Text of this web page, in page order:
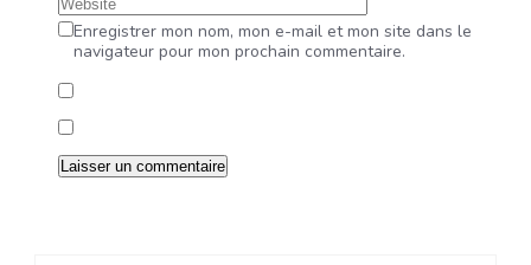
Enregistrer mon nom, mon e-mail et mon site dans le
navigateur pour mon prochain commentaire.